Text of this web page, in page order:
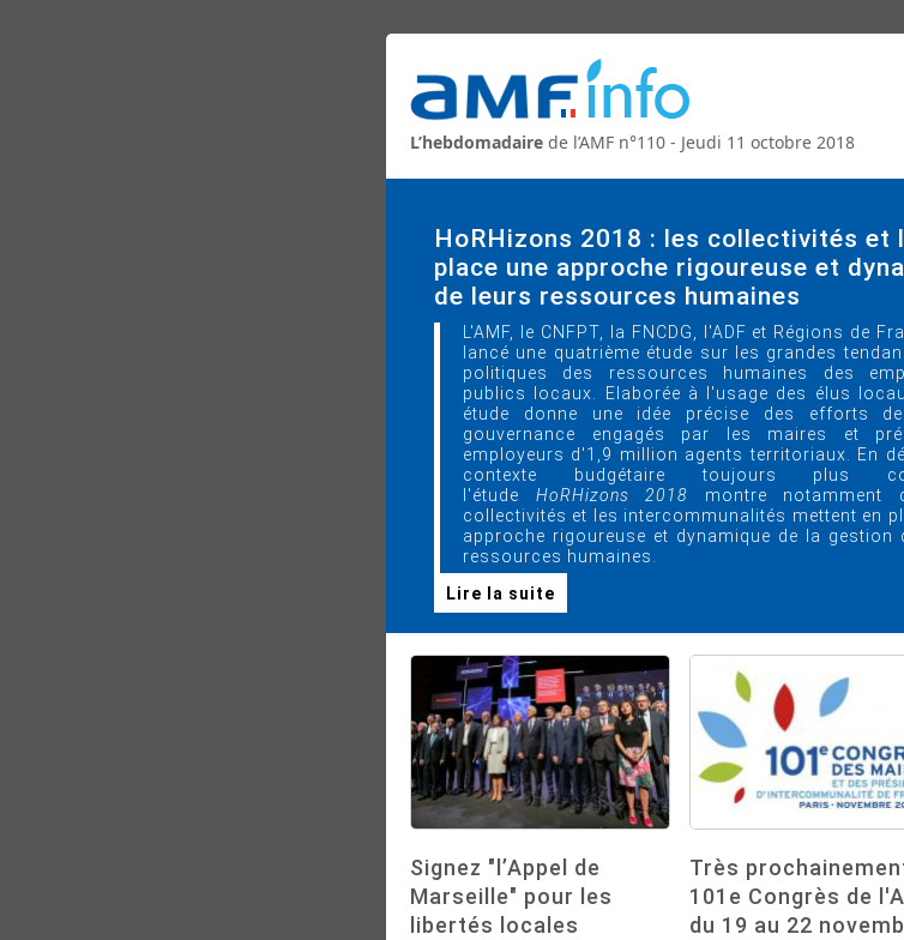
L’hebdomadaire de l’AMF n°110 - Jeudi 11 octobre 2018
HoRHizons 2018 : les collectivités et
place une approche rigoureuse et
de leurs ressources humaines
L'AMF, le CNFPT, la FNCDG, l'ADF et Régions de
lancé une quatrième étude sur les grandes
politiques des ressources humaines des
publics locaux. Elaborée à l'usage des élus
étude donne une idée précise des efforts
gouvernance engagés par les maires et
employeurs d'1,9 million agents territoriaux. En
contexte budgétaire toujours plus
l'étude HoRHizons 2018 montre notamment
collectivités et les intercommunalités mettent en
approche rigoureuse et dynamique de la gestion
ressources humaines.
Lire la suite
Signez "l’Appel de
Marseille" pour les
libertés locales
Très
101e Congrès de
du 19 au 22